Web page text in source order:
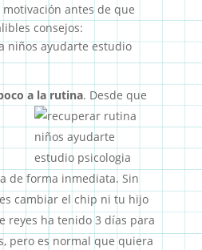
antes de que
consejos:
a la rutina. Desde que
de forma inmediata. Sin
cambiar el chip ni tu hijo
reyes ha tenido 3 días para
pero es normal que quiera